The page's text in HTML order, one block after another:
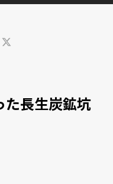
Facebook
た長生炭鉱坑